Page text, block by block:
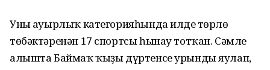
Уның ауырлыҡ категорияһында илдең төрлө
төбәктәренән 17 спортсы һынау тотҡан. Сәмле
алышта Баймаҡ ҡыҙы дүртенсе урынды яулап,